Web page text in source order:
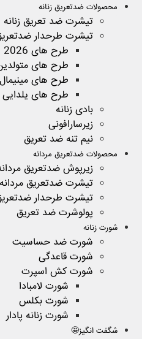
محصولات ضدتعریق زنانه
تیشرت ضد تعریق زنانه
تیشرت طرحدار
طرح های 2026
طرح های
طرح های
طرح های یلدایی
بادی زنانه
زیرسارافونی
نیم تنه ضد تعریق
محصولات ضدتعریق مردانه
زیرپوش ضدتعریق
تیشرت ضدتعریق مردانه
تیشرت طرحدار
پولوشرت ضد تعریق
شورت زنانه
شورت ضد حساسیت
شورت قاعدگی
شورت کش اسپرت
شورت لامبادا
شورت بکلس
شورت زنانه پادار
شگفت انگیز🤩